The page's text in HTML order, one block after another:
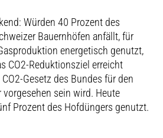
Würden 40 Prozent des
Bauernhöfen anfällt, für
energetisch genutzt,
CO2-Reduktionsziel erreicht
Gesetz des Bundes für den
sein wird. Heute
Prozent des Hofdüngers genutzt.